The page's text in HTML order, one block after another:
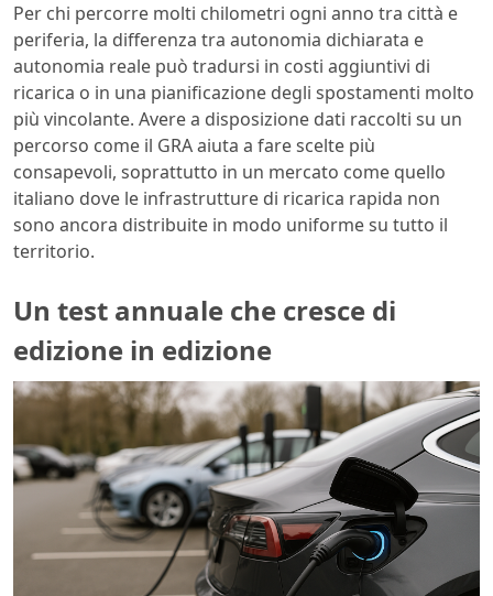
Per chi percorre molti chilometri ogni anno tra città e
periferia, la differenza tra autonomia dichiarata e
autonomia reale può tradursi in costi aggiuntivi di
ricarica o in una pianificazione degli spostamenti molto
più vincolante. Avere a disposizione dati raccolti su un
percorso come il GRA aiuta a fare scelte più
consapevoli, soprattutto in un mercato come quello
italiano dove le infrastrutture di ricarica rapida non
sono ancora distribuite in modo uniforme su tutto il
territorio.
Un test annuale che cresce di
edizione in edizione